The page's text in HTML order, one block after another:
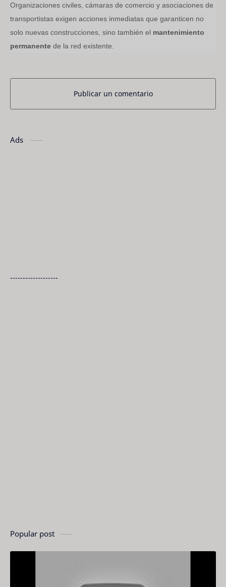
Organizaciones civiles, cámaras de comercio y asociaciones de
transportistas exigen acciones inmediatas que garanticen no
solo nuevas construcciones, sino también el mantenimiento
permanente de la red existente.
Publicar un comentario
Ads
-------------------
Popular post